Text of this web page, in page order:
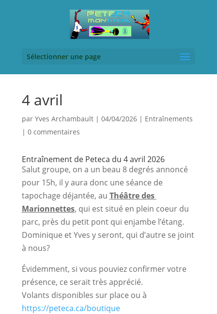
Sélectionner une page
4 avril
par Yves Archambault| 04/04/2026| Entraînements
| 0 commentaires
Entraînement de Peteca du 4 avril 2026
Salut groupe, on a un beau 8 degrés annoncé
pour 15h, il y aura donc une séance de
tapochage déjantée, au Théâtre des
Marionnettes, qui est situé en plein coeur du
parc, près du petit pont qui enjambe l’étang.
Dominique et Yves y seront, qui d’autre se joint
à nous?
Évidemment, si vous pouviez confirmer votre
présence, ce serait très apprécié.
Volants disponibles sur place ou à
https://peteca.ca/boutique